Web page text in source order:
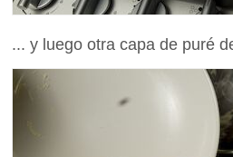
... y luego otra capa de puré